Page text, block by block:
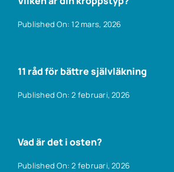
Published On: 12 mars, 2026
11 råd för bättre självläkning
Published On: 2 februari, 2026
Vad är det i osten?
Published On: 2 februari, 2026